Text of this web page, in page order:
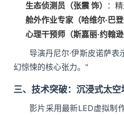
生态侦测员（张震 饰）
：
舱外作业专家（哈维尔·巴登
心理干预师（斯嘉丽·约翰逊
导演丹尼尔·伊斯皮诺萨
幻惊悚的核心张力。"
三、技术突破：沉浸式太空
影片采用最新LED虚拟制